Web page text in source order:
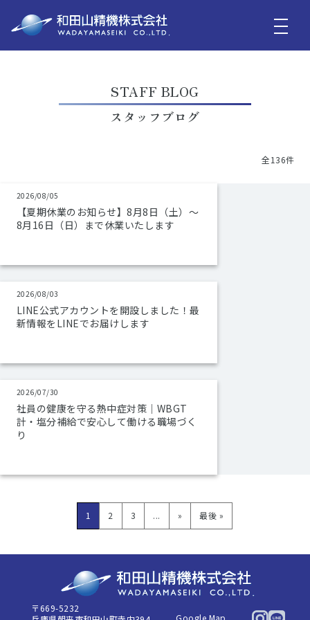
STAFF BLOG
スタッフブログ
全136件
2026/08/05
【夏期休業のお知らせ】8月8日（土）～
8月16日（日）まで休業いたします
2026/08/03
LINE公式アカウントを開設しました！最
新情報をLINEでお届けします
2026/07/30
社員の健康を守る熱中症対策｜WBGT
計・塩分補給で安心して働ける職場づく
り
1 2 3 ... » 最後 »
〒669-5232